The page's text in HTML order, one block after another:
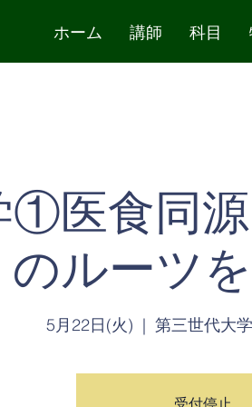
ホーム 講師 科目
①医食同
のルーツ
5月22日(火)
  |
第三世代大
受付停止